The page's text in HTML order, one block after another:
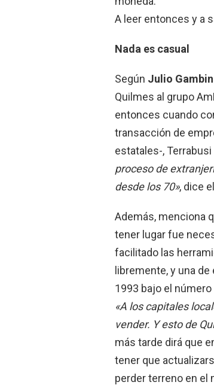
A leer entonces y a
Nada es casual
Según Julio
Quilmes al grupo
entonces cuando
transacción de
estatales-, Terrabusi
proceso de
desde los 70», dice
Además, menciona
tener lugar fue
facilitado las
libremente, y una
1993 bajo el número
«A los capitales
vender. Y esto de
más tarde dirá que
tener que
perder terreno en el